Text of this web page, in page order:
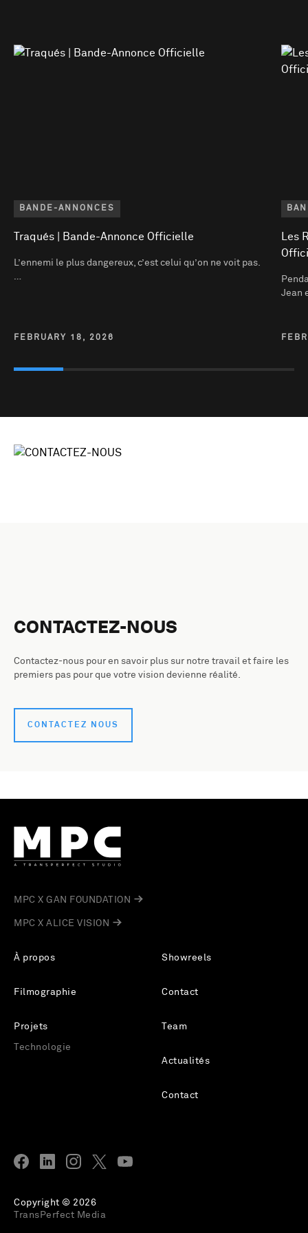
BANDE-ANNONCES
Traqués | Bande-Annonce Officielle
L’ennemi le plus dangereux, c’est celui qu’on ne voit pas.
FEBRUARY 18, 2026
Les
Jean
CONTACTEZ-NOUS
Contactez-nous pour en savoir plus sur notre travail et faire les
premiers pas pour que votre vision devienne réalité.
CONTACTEZ NOUS
À propos
Filmographie
Projets
Technologie
Showreels
Contact
Team
Actualités
Contact
MPC X GAN FOUNDATION
MPC X ALICE VISION
Copyright © 2026
TransPerfect Media